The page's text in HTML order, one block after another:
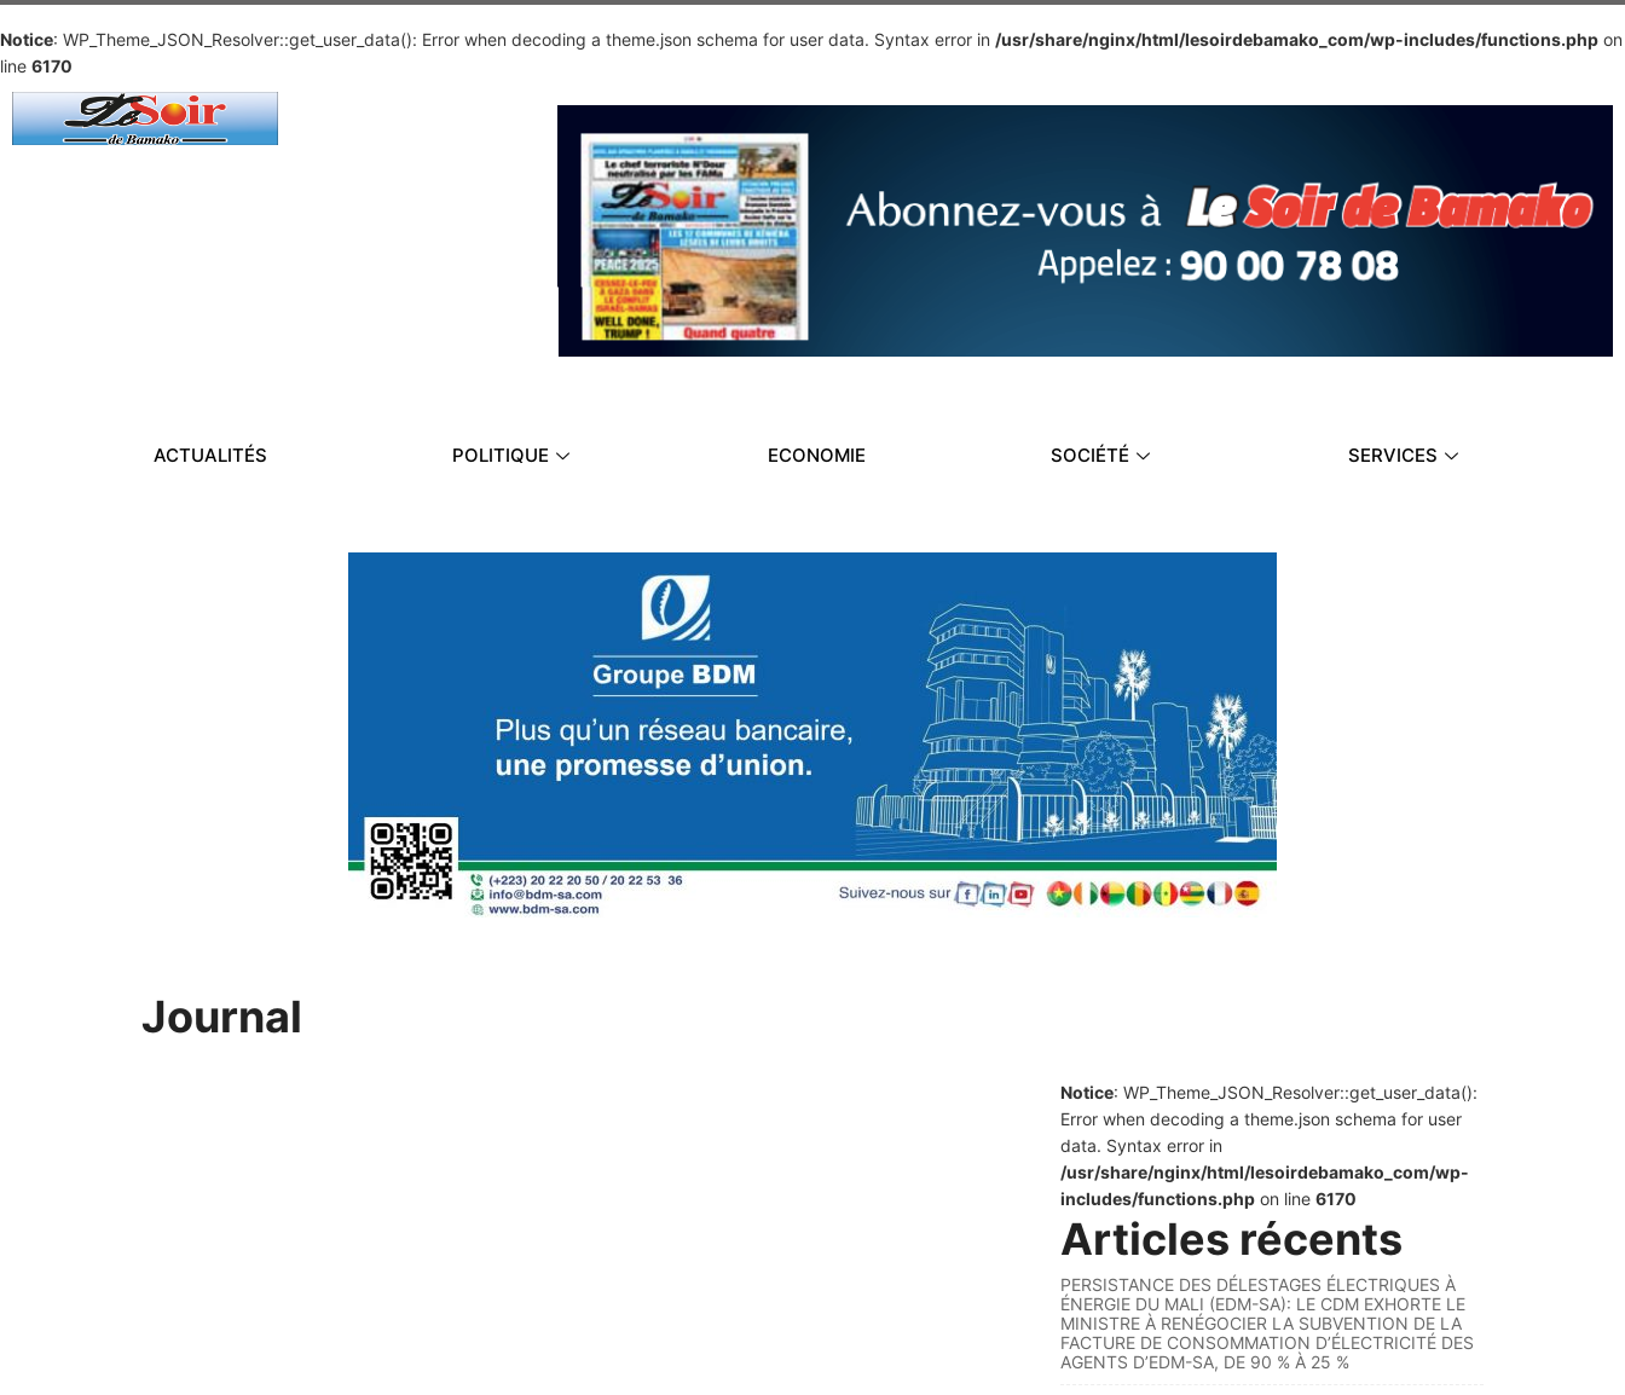
Notice: WP_Theme_JSON_Resolver::get_user_data(): Error when decoding a theme.json schema for user data. Syntax error in /usr/share/nginx/html/lesoirdebamako_com/wp-includes/functions.php on
line 6170
ACTUALITÉS POLITIQUE ECONOMIE SOCIÉTÉ SERVICES
Journal
Notice: WP_Theme_JSON_Resolver::get_user_data():
Error when decoding a theme.json schema for user
data. Syntax error in
/usr/share/nginx/html/lesoirdebamako_com/wp-
includes/functions.php on line 6170
Articles récents
PERSISTANCE DES DÉLESTAGES ÉLECTRIQUES À
ÉNERGIE DU MALI (EDM-SA): LE CDM EXHORTE LE
MINISTRE À RENÉGOCIER LA SUBVENTION DE LA
FACTURE DE CONSOMMATION D’ÉLECTRICITÉ DES
AGENTS D’EDM-SA, DE 90 % À 25 %